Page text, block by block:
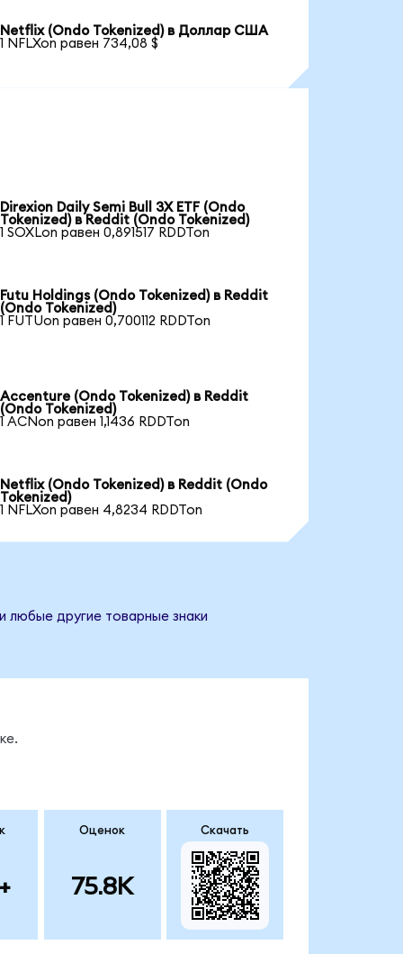
Netflix (Ondo Tokenized) в Доллар США
1 NFLXon равен 734,08 $
Direxion Daily Semi Bull 3X ETF (Ondo
Tokenized) в Reddit (Ondo Tokenized)
1 SOXLon равен 0,891517 RDDTon
Futu Holdings (Ondo Tokenized) в Reddit
(Ondo Tokenized)
1 FUTUon равен 0,700112 RDDTon
Accenture (Ondo Tokenized) в Reddit
(Ondo Tokenized)
1 ACNon равен 1,1436 RDDTon
Netflix (Ondo Tokenized) в Reddit (Ondo
Tokenized)
1 NFLXon равен 4,8234 RDDTon
любые другие товарные знаки
Оценок
75.8K
Скачать